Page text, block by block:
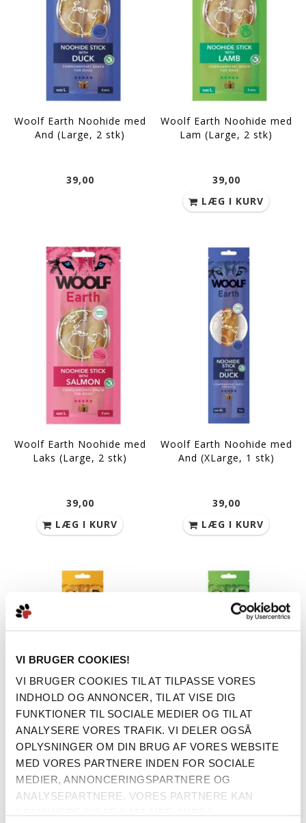
VI BRUGER COOKIES!
VI BRUGER COOKIES TIL AT TILPASSE VORES
INDHOLD OG ANNONCER, TIL AT VISE DIG
FUNKTIONER TIL SOCIALE MEDIER OG TIL AT
ANALYSERE VORES TRAFIK. VI DELER OGSÅ
OPLYSNINGER OM DIN BRUG AF VORES WEBSITE
MED VORES PARTNERE INDEN FOR SOCIALE
MEDIER, ANNONCERINGSPARTNERE OG
ANALYSEPARTNERE. VORES PARTNERE KAN
Woolf Earth Noohide med
And (Large, 2 stk)
39,00
Woolf Earth Noohide med
Lam (Large, 2 stk)
39,00
LÆG I KURV
Woolf Earth Noohide med
Laks (Large, 2 stk)
39,00
LÆG I KURV
Woolf Earth Noohide med
And (XLarge, 1 stk)
39,00
LÆG I KURV
Woolf Earth Noohide med
Kanin (XLarge, 1 stk)
Woolf Earth Noohide med
Lam (XLarge, 1 stk)